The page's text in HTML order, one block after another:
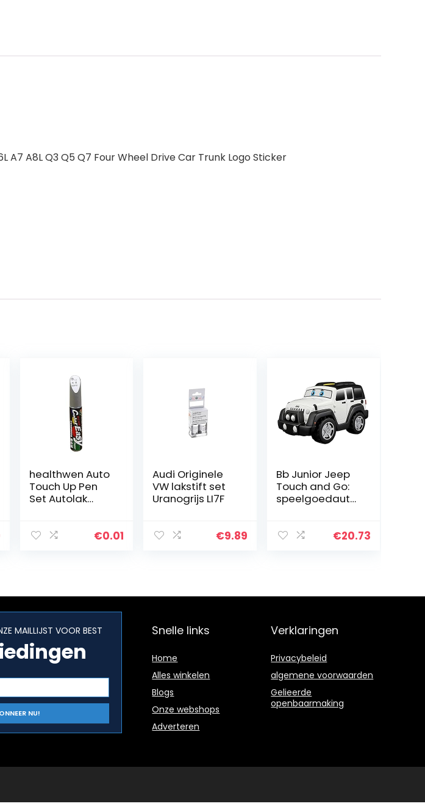
A7 A8L Q3 Q5 Q7 Four Wheel Drive Car Trunk Logo Sticker
healthwen Auto
Touch Up Pen
Set Autolak
Reparatie Verf
€0.01
Audi Originele
VW lakstift set
Uranogrijs LI7F
€9.89
Bb Junior Jeep
Touch and Go:
speelgoedauto
motorgeluiden,
€20.73
MAILLIJST VOOR BEST Snelle links
Home
Alles winkelen
Blogs
Onze webshops
Adverteren
Verklaringen
Privacybeleid
algemene voorwaarden
Gelieerde
openbaarmaking